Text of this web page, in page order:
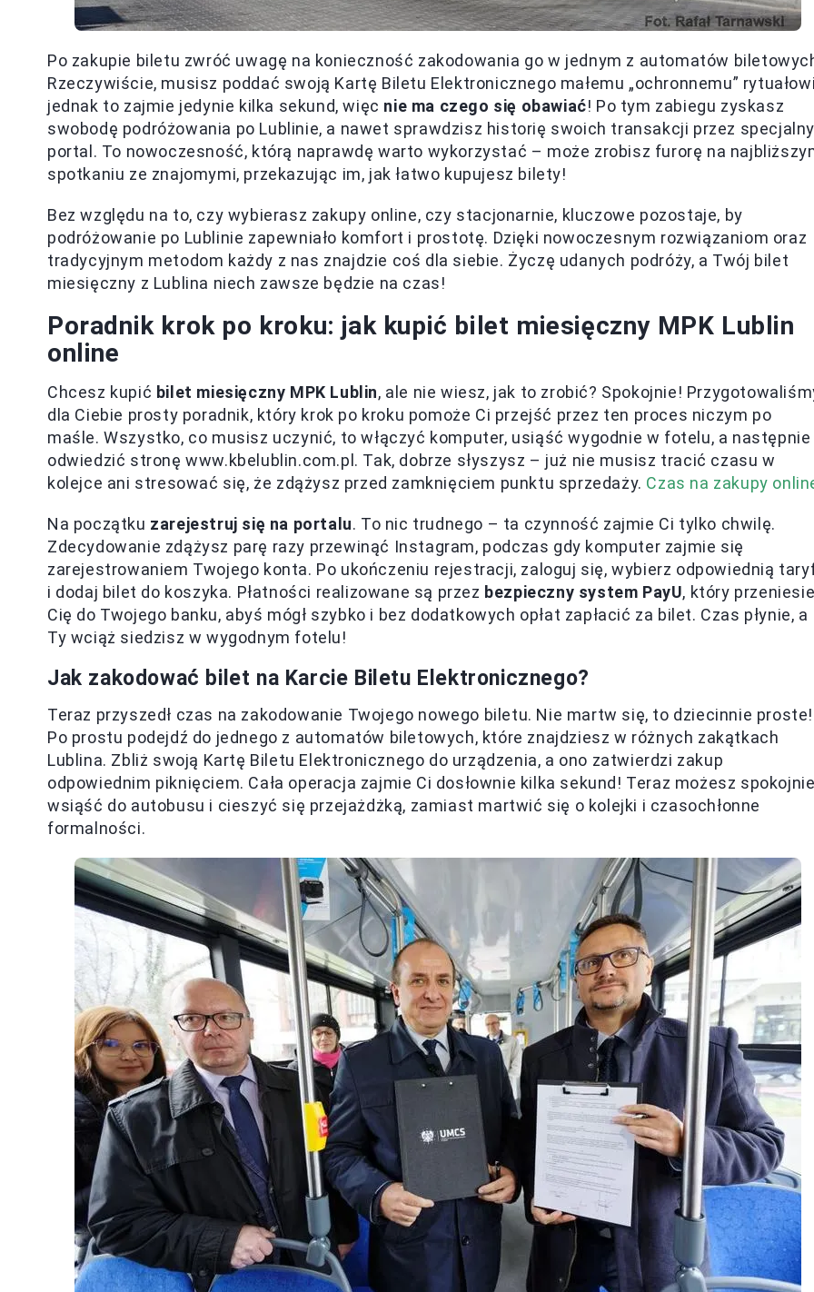
Po zakupie biletu zwróć uwagę na konieczność zakodowania go w jednym z automatów
Rzeczywiście, musisz poddać swoją Kartę Biletu Elektronicznego małemu „ochronnemu”
jednak to zajmie jedynie kilka sekund, więc nie ma czego się obawiać! Po tym zabiegu zyskasz
swobodę podróżowania po Lublinie, a nawet sprawdzisz historię swoich transakcji przez specjalny
portal. To nowoczesność, którą naprawdę warto wykorzystać – może zrobisz furorę na
spotkaniu ze znajomymi, przekazując im, jak łatwo kupujesz bilety!
Bez względu na to, czy wybierasz zakupy online, czy stacjonarnie, kluczowe pozostaje, by
podróżowanie po Lublinie zapewniało komfort i prostotę. Dzięki nowoczesnym rozwiązaniom oraz
tradycyjnym metodom każdy z nas znajdzie coś dla siebie. Życzę udanych podróży, a Twój bilet
miesięczny z Lublina niech zawsze będzie na czas!
Poradnik krok po kroku: jak kupić bilet miesięczny MPK Lublin
online
Chcesz kupić bilet miesięczny MPK Lublin, ale nie wiesz, jak to zrobić? Spokojnie!
dla Ciebie prosty poradnik, który krok po kroku pomoże Ci przejść przez ten proces niczym po
maśle. Wszystko, co musisz uczynić, to włączyć komputer, usiąść wygodnie w fotelu, a następnie
odwiedzić stronę www.kbelublin.com.pl. Tak, dobrze słyszysz – już nie musisz tracić czasu w
kolejce ani stresować się, że zdążysz przed zamknięciem punktu sprzedaży. Czas na zakupy
Na początku zarejestruj się na portalu. To nic trudnego – ta czynność zajmie Ci tylko chwilę.
Zdecydowanie zdążysz parę razy przewinąć Instagram, podczas gdy komputer zajmie się
zarejestrowaniem Twojego konta. Po ukończeniu rejestracji, zaloguj się, wybierz odpowiednią
i dodaj bilet do koszyka. Płatności realizowane są przez bezpieczny system PayU, który
Cię do Twojego banku, abyś mógł szybko i bez dodatkowych opłat zapłacić za bilet. Czas płynie, a
Ty wciąż siedzisz w wygodnym fotelu!
Jak zakodować bilet na Karcie Biletu Elektronicznego?
Teraz przyszedł czas na zakodowanie Twojego nowego biletu. Nie martw się, to dziecinnie proste!
Po prostu podejdź do jednego z automatów biletowych, które znajdziesz w różnych zakątkach
Lublina. Zbliż swoją Kartę Biletu Elektronicznego do urządzenia, a ono zatwierdzi zakup
odpowiednim piknięciem. Cała operacja zajmie Ci dosłownie kilka sekund! Teraz możesz
wsiąść do autobusu i cieszyć się przejażdżką, zamiast martwić się o kolejki i czasochłonne
formalności.